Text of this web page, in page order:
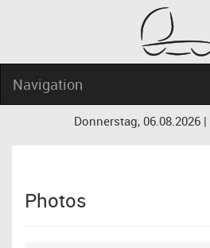
Navigation
Donnerstag, 06.08.2026 |
Photos